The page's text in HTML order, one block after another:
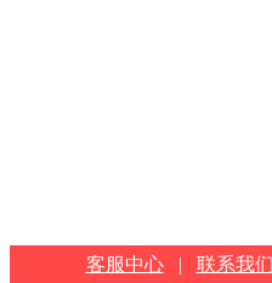
客服中心 | 联系我们